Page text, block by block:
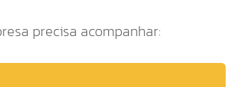
precisa acompanhar: